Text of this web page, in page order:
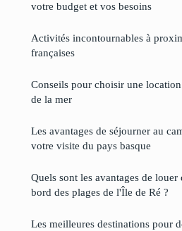
votre budget et vos besoins
Activités incontournables à
françaises
Conseils pour choisir une
de la mer
Les avantages de séjourner au
votre visite du pays basque
Quels sont les avantages de
bord des plages de l'Île de Ré ?
Les meilleures destinations pour